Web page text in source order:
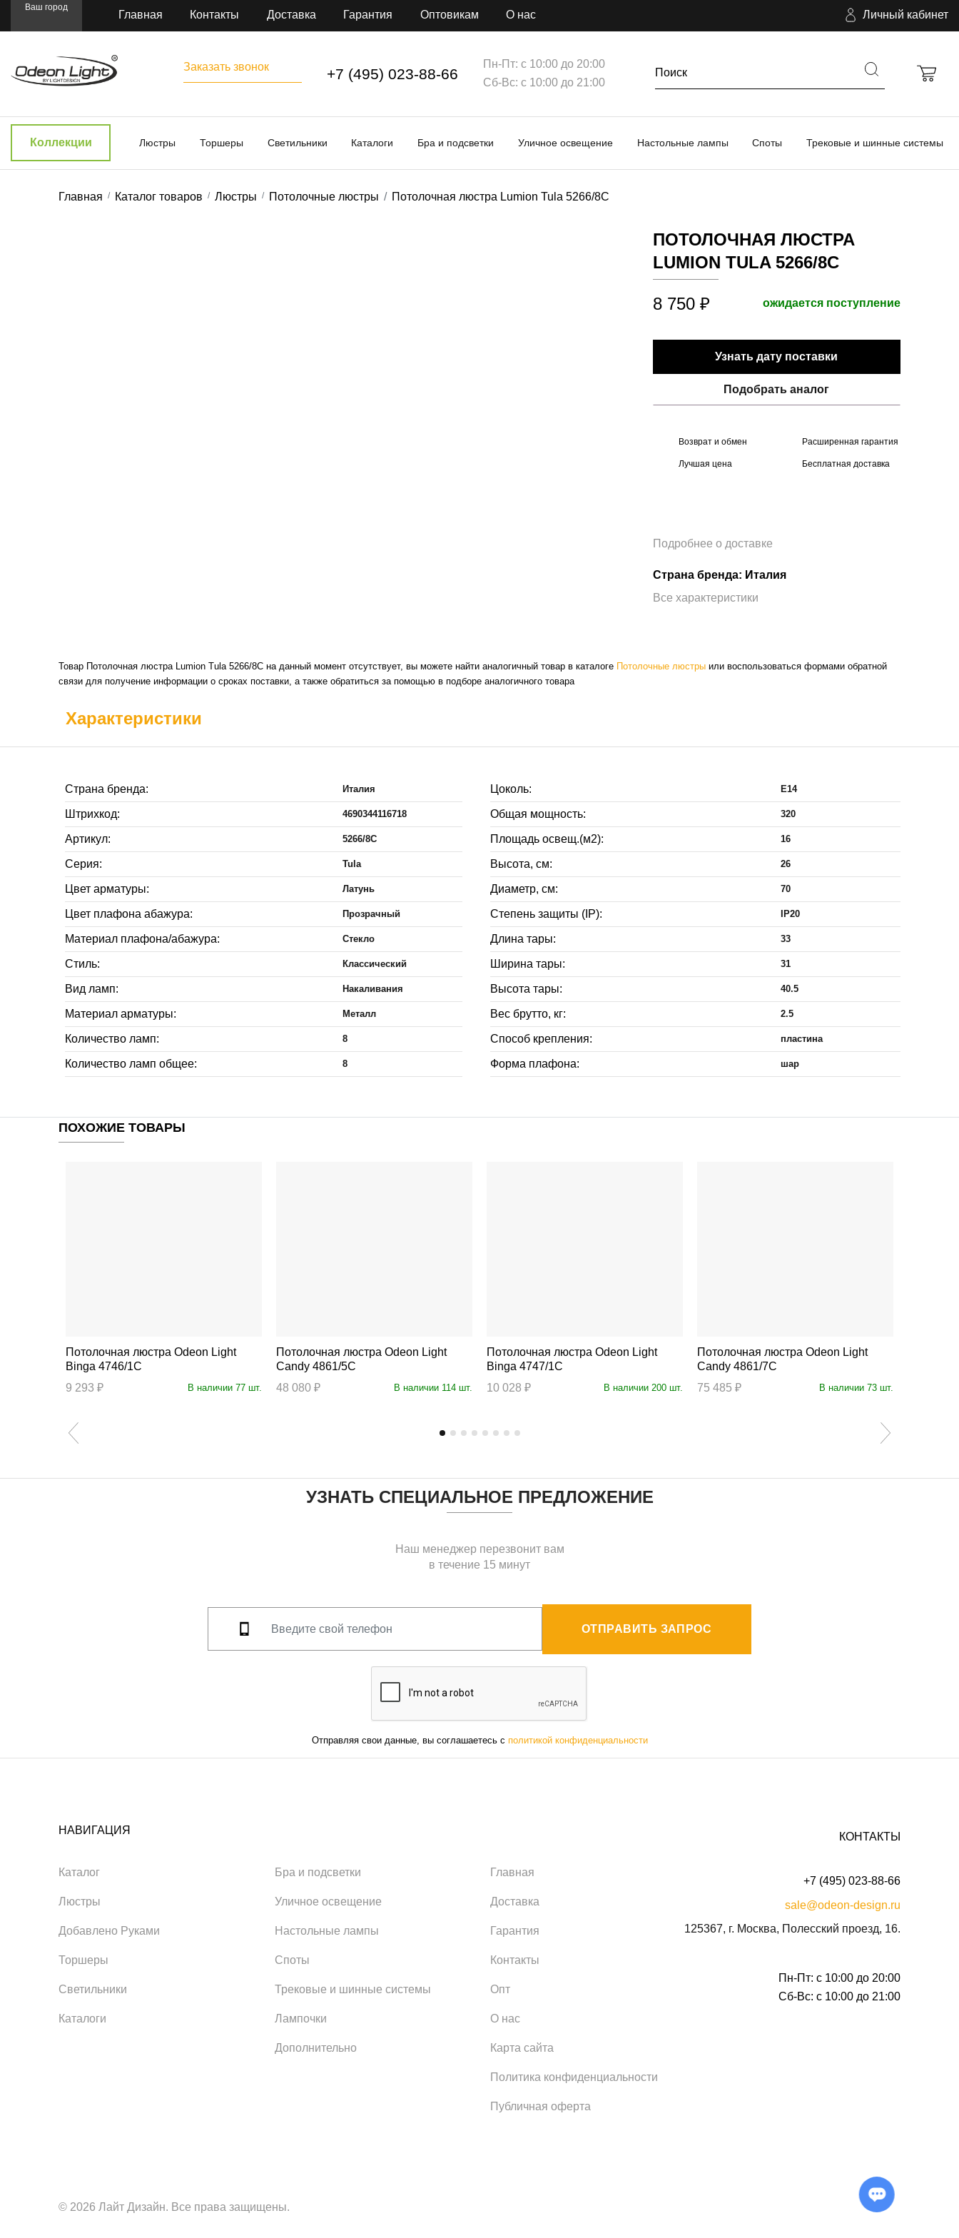
Ваш город
Главная Контакты Доставка Гарантия Оптовикам О нас Личный кабинет
Заказать звонок +7 (495) 023-88-66
Пн-Пт: с 10:00 до 20:00
Сб-Вс: с 10:00 до 21:00
Коллекции Люстры Торшеры Светильники Каталоги Бра и подсветки Уличное освещение Настольные лампы Споты Трековые и шинные системы
Главная Каталог товаров Люстры Потолочные люстры Потолочная люстра Lumion Tula 5266/8C
ПОТОЛОЧНАЯ ЛЮСТРА
LUMION TULA 5266/8C
8 750 ₽ ожидается поступление
Узнать дату поставки
Подобрать аналог
Возврат и обмен Расширенная гарантия
Лучшая цена Бесплатная доставка
Подробнее о доставке
Страна бренда: Италия
Все характеристики
Товар Потолочная люстра Lumion Tula 5266/8C на данный момент отсутствует, вы можете найти аналогичный товар в каталоге Потолочные люстры или воспользоваться формами обратной
связи для получение информации о сроках поставки, а также обратиться за помощью в подборе аналогичного товара
Характеристики
Страна бренда: Италия
Штрихкод: 4690344116718
Артикул: 5266/8C
Серия: Tula
Цвет арматуры: Латунь
Цвет плафона абажура: Прозрачный
Материал плафона/абажура: Стекло
Стиль: Классический
Вид ламп: Накаливания
Материал арматуры: Металл
Количество ламп: 8
Количество ламп общее: 8
Цоколь: E14
Общая мощность: 320
Площадь освещ.(м2): 16
Высота, см: 26
Диаметр, см: 70
Степень защиты (IP): IP20
Длина тары: 33
Ширина тары: 31
Высота тары: 40.5
Вес брутто, кг: 2.5
Способ крепления: пластина
Форма плафона: шар
ПОХОЖИЕ ТОВАРЫ
Потолочная люстра Odeon Light
Binga 4746/1C
9 293 ₽
В наличии 77 шт.
Потолочная люстра Odeon Light
Candy 4861/5C
48 080 ₽
В наличии 114 шт.
Потолочная люстра Odeon Light
Binga 4747/1C
10 028 ₽
В наличии 200 шт.
Потолочная люстра Odeon Light
Candy 4861/7C
75 485 ₽
В наличии 73 шт.
УЗНАТЬ СПЕЦИАЛЬНОЕ ПРЕДЛОЖЕНИЕ
Наш менеджер перезвонит вам
в течение 15 минут
ОТПРАВИТЬ ЗАПРОС
Отправляя свои данные, вы соглашаетесь с политикой конфиденциальности
НАВИГАЦИЯ
Каталог
Люстры
Добавлено Руками
Торшеры
Светильники
Каталоги
Бра и подсветки
Уличное освещение
Настольные лампы
Споты
Трековые и шинные системы
Лампочки
Дополнительно
Главная
Доставка
Гарантия
Контакты
Опт
О нас
Карта сайта
Политика конфиденциальности
Публичная оферта
КОНТАКТЫ
+7 (495) 023-88-66
sale@odeon-design.ru
125367, г. Москва, Полесский проезд, 16.
Пн-Пт: с 10:00 до 20:00
Сб-Вс: с 10:00 до 21:00
© 2026 Лайт Дизайн. Все права защищены.